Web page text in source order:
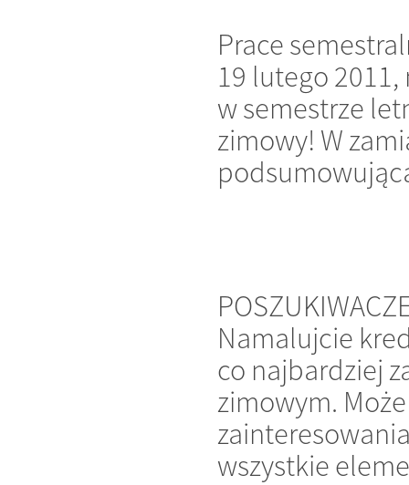
Prace
19 lutego
w semestrze
zimowy! W
Namalujcie
co najbardziej
zimowym.
wszystkie